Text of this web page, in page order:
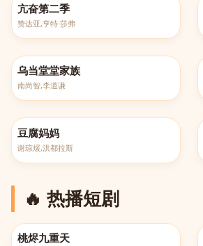
亢奋第二季
赞达亚,亨特·莎弗
全131集
乌当堂堂家族
南尚智,李道谦
豆腐妈妈
谢琼煖,洪都拉斯
🔥 热播短剧
桃烬九重天